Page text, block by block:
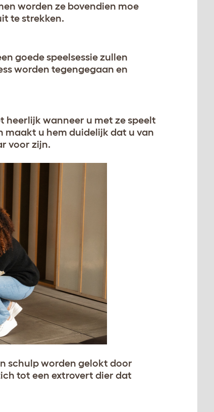
worden ze bovendien moe
te strekken.
goede speelsessie zullen
worden tegengegaan en
heerlijk wanneer u met ze speelt
maakt u hem duidelijk dat u van
voor zijn.
schulp worden gelokt door
tot een extrovert dier dat